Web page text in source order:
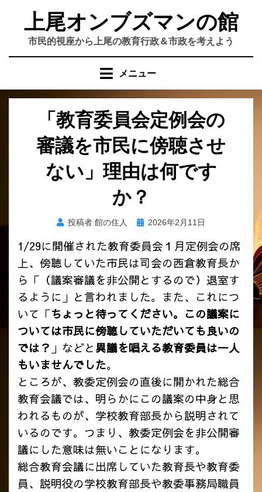
上尾オンブズマンの館
市民的視座から上尾の教育行政＆市政を考えよう
メニュー
「教育委員会定例会の
審議を市民に傍聴させ
ない」理由は何です
か？
投稿者 館の住人
投
日:
2026年2月11日
1/29に開催された教育委員会１月定例会の席
上、傍聴していた市民は司会の西倉教育長か
ら「（議案審議を非公開とするので）退室す
るように」と言われました。また、これにつ
いて「ちょっと待ってください。この議案に
ついては市民に傍聴していただいても良いの
では？ 」などと異議を唱える教育委員は一人
もいませんでした。
ところが、教委定例会の直後に開かれた総合
教育会議では、明らかにこの議案の中身と思
われるものが、学校教育部長から説明されて
いるのです。つまり、教委定例会を非公開審
議にした意味は無いことになります。
総合教育会議に出席していた教育長や教育委
員、説明役の学校教育部長や教委事務局職員